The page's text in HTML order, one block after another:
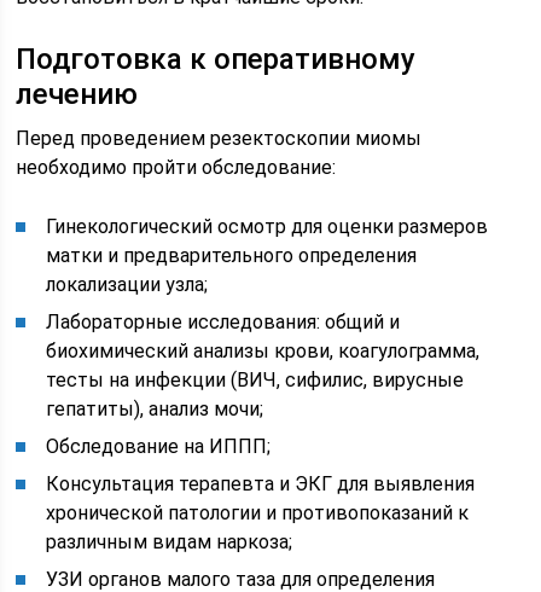
Подготовка к оперативному
лечению
Перед проведением резектоскопии миомы
необходимо пройти обследование:
Гинекологический осмотр для оценки размеров
матки и предварительного определения
локализации узла;
Лабораторные исследования: общий и
биохимический анализы крови, коагулограмма,
тесты на инфекции (ВИЧ, сифилис, вирусные
гепатиты), анализ мочи;
Обследование на ИППП;
Консультация терапевта и ЭКГ для выявления
хронической патологии и противопоказаний к
различным видам наркоза;
УЗИ органов малого таза для определения